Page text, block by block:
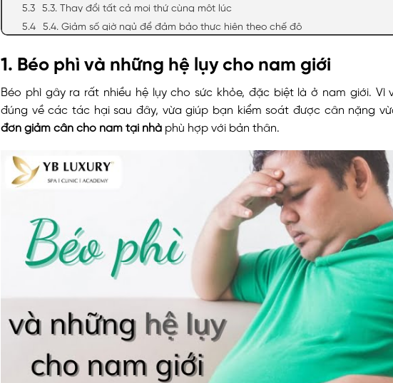
5.3. Thay đổi tất cả mọi thứ cùng một lúc
5.4. Giảm số giờ ngủ để đảm bảo thực hiện theo chế độ
1. Béo phì và những hệ lụy cho nam giới
Béo phì gây ra rất nhiều hệ lụy cho sức khỏe, đặc biệt là ở nam giới. Vì
đúng về các tác hại sau đây, vừa giúp bạn kiểm soát được cân nặng
đơn giảm cân cho nam tại nhà phù hợp với bản thân.